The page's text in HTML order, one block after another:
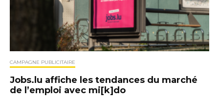
CAMPAGNE PUBLICITAIRE
Jobs.lu affiche les tendances du marché
de l’emploi avec mi[k]do